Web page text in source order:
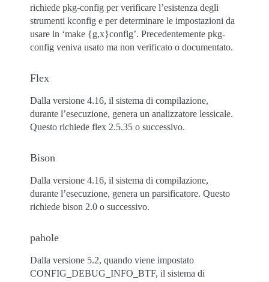
richiede pkg-config per verificare l’esistenza degli
strumenti kconfig e per determinare le impostazioni da
usare in ‘make {g,x}config’. Precedentemente pkg-
config veniva usato ma non verificato o documentato.
Flex
Dalla versione 4.16, il sistema di compilazione,
durante l’esecuzione, genera un analizzatore lessicale.
Questo richiede flex 2.5.35 o successivo.
Bison
Dalla versione 4.16, il sistema di compilazione,
durante l’esecuzione, genera un parsificatore. Questo
richiede bison 2.0 o successivo.
pahole
Dalla versione 5.2, quando viene impostato
CONFIG_DEBUG_INFO_BTF, il sistema di